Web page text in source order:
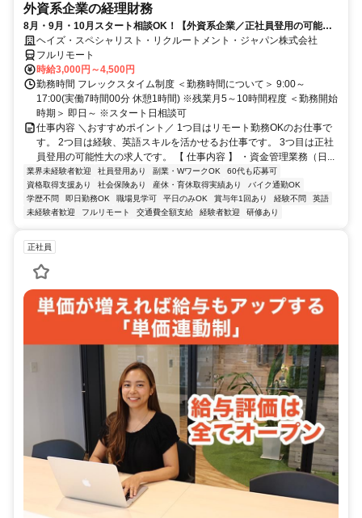
外資系企業の経理財務
8月・9月・10月スタート相談OK！【外資系企業／正社員登用の可能性
大／700万～800万／リモート勤務OK】経理財務
ヘイズ・スペシャリスト・リクルートメント・ジャパン株式会社
フルリモート
時給3,000円～4,500円
勤務時間 フレックスタイム制度 ＜勤務時間について＞ 9:00～
17:00(実働7時間00分 休憩1時間) ※残業月5～10時間程度 ＜勤務開始
時期＞ 即日～ ※スタート日相談可
仕事内容 ＼おすすめポイント／ 1つ目はリモート勤務OKのお仕事で
す。 2つ目は経験、英語スキルを活かせるお仕事です。 3つ目は正社
員登用の可能性大の求人です。 【 仕事内容 】 ・資金管理業務（日...
業界未経験者歓迎 社員登用あり 副業・WワークOK
60代も応募可
資格取得支援あり
社会保険あり 産休・育休取得実績あり
バイク通勤OK
学歴不問
即日勤務OK 職場見学可 平日のみOK 賞与年1回あり 経験不問
英語
未経験者歓迎
フルリモート 交通費全額支給 経験者歓迎 研修あり
正社員